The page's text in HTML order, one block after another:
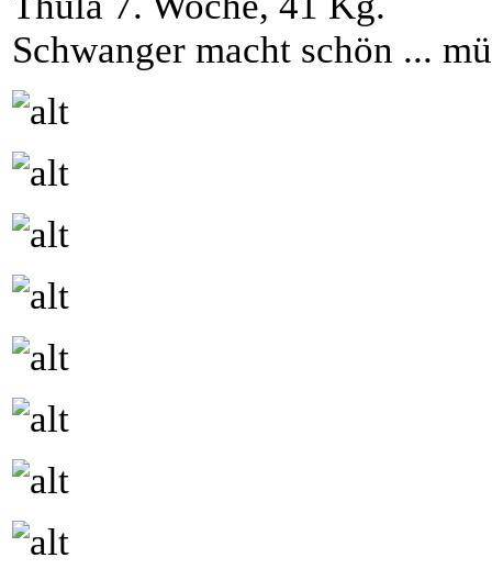
Schwanger macht schön ...